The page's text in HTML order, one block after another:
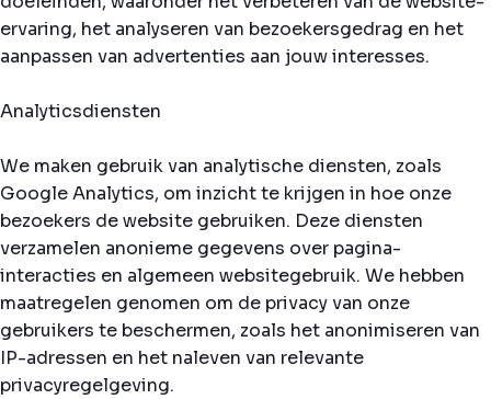
ervaring, het analyseren van bezoekersgedrag en het
aanpassen van advertenties aan jouw interesses.
Analyticsdiensten
We maken gebruik van analytische diensten, zoals
Google Analytics, om inzicht te krijgen in hoe onze
bezoekers de website gebruiken. Deze diensten
verzamelen anonieme gegevens over pagina-
interacties en algemeen websitegebruik. We hebben
maatregelen genomen om de privacy van onze
gebruikers te beschermen, zoals het anonimiseren van
IP-adressen en het naleven van relevante
privacyregelgeving.